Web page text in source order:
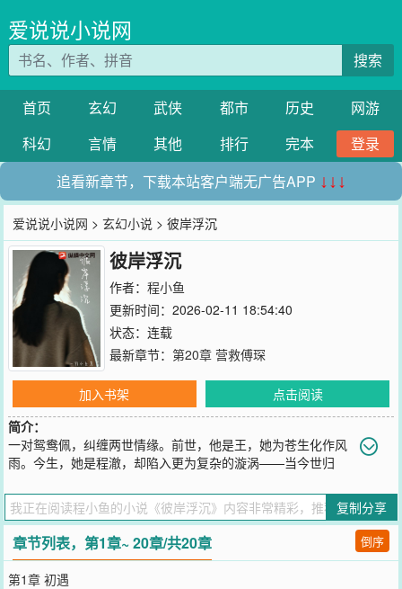
爱说说小说网
搜索
首页 玄幻 武侠 都市 历史
网游
科幻
言情 其他 排行 完本
登录
追看新章节，下载本站客户端无广告APP ↓↓↓
爱说说小说网 >玄幻小说 > 彼岸浮沉
彼岸浮沉
作者： 程小鱼
更新时间：2026-02-11 18:54:40
状态：连载
最新章节： 第20章 营救傅琛
加入书架
点击阅读
简介：
一对鸳鸯佩，纠缠两世情缘。前世，他是王，她为苍生化作风
雨。今生，她是程澈，却陷入更为复杂的漩涡——当今世归
与爱人分离后，她毅然选择与命定之人携手。然而，命运的终章再次
于天台写就——前世今生的执念
您要是觉得《 彼岸浮沉 》还不错的话请不要忘记向您QQ群和微博微信
里的朋友推荐哦！
复制分享
章节列表，第1章~ 20章/共20章 倒序
第1章 初遇